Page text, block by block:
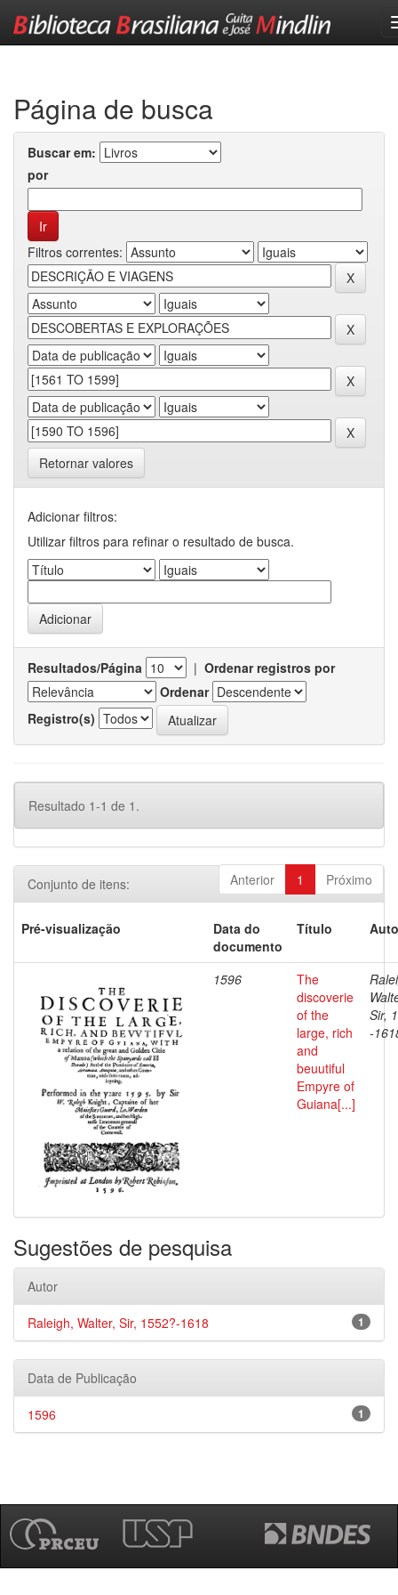
Página de busca
Buscar em:
por
Filtros correntes:
Retornar valores
Adicionar filtros:
Utilizar filtros para refinar o resultado de busca.
Resultados/Página | Ordenar registros por
Ordenar
Registro(s)
Resultado 1-1 de 1.
Anterior 1 Próximo
Conjunto de itens:
Pré-visualização
Data do
documento
Título
1596
The
discoverie
of the
large, rich
and
beuutiful
Empyre of
Guiana[...]
Sir,
-
Sugestões de pesquisa
Autor
1
Raleigh, Walter, Sir, 1552?-1618
Data de Publicação
1
1596